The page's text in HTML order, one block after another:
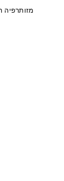
מזותרפיה